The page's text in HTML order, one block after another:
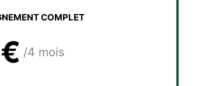
COMPLET
/4 mois